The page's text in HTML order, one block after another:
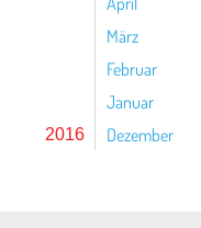
März
Februar
Januar
2016 Dezember